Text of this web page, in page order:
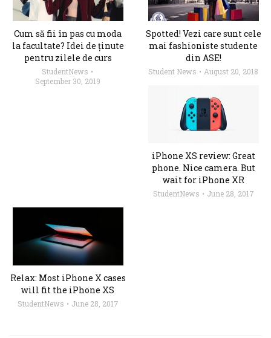
Cum să fii în pas cu moda
la facultate? Idei de ținute
pentru zilele de curs
StudentNews
September 30, 2019
Spotted! Vezi care sunt cele
mai fashioniste studente
din ASE!
Student News August 20, 2018
iPhone XS review: Great
phone. Nice camera. But
wait for iPhone XR
StudentNews June 28, 2017
Relax: Most iPhone X cases
will fit the iPhone XS
StudentNews June 28, 2017